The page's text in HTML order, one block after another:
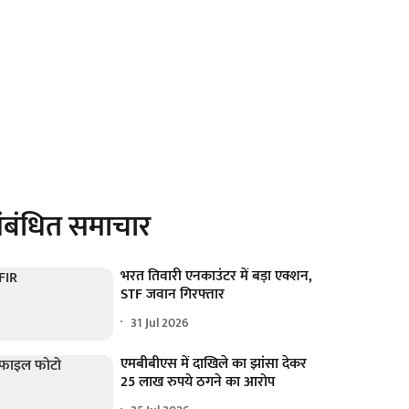
समाचार
भरत तिवारी एनकाउंटर में बड़ा एक्शन,
STF जवान गिरफ्तार
31 Jul 2026
एमबीबीएस में दाखिले का झांसा देकर
25 लाख रुपये ठगने का आरोप